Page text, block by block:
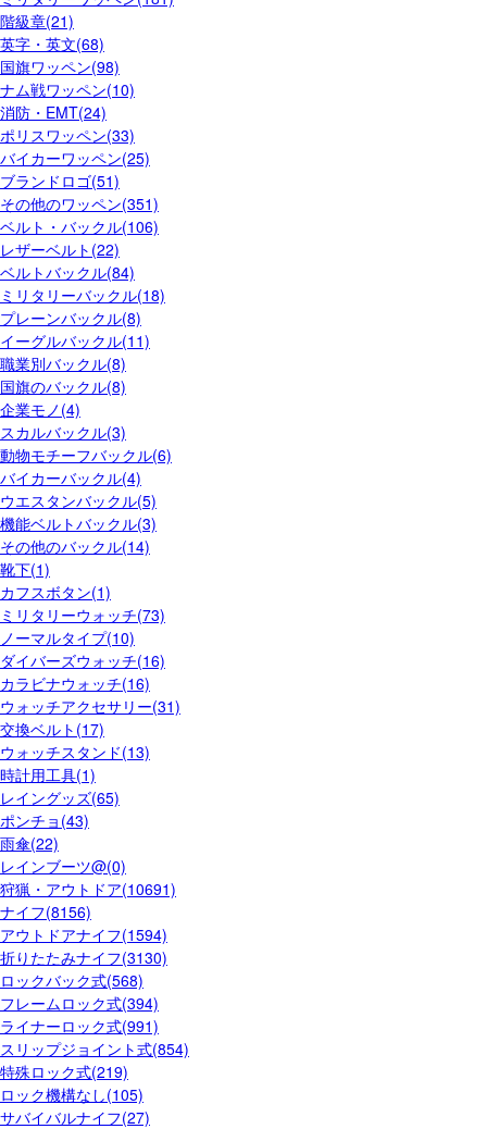
階級章(21)
英字・英文(68)
国旗ワッペン(98)
ナム戦ワッペン(10)
消防・EMT(24)
ポリスワッペン(33)
バイカーワッペン(25)
ブランドロゴ(51)
その他のワッペン(351)
ベルト・バックル(106)
レザーベルト(22)
ベルトバックル(84)
ミリタリーバックル(18)
プレーンバックル(8)
イーグルバックル(11)
職業別バックル(8)
国旗のバックル(8)
企業モノ(4)
スカルバックル(3)
動物モチーフバックル(6)
バイカーバックル(4)
ウエスタンバックル(5)
機能ベルトバックル(3)
その他のバックル(14)
靴下(1)
カフスボタン(1)
ミリタリーウォッチ(73)
ノーマルタイプ(10)
ダイバーズウォッチ(16)
カラビナウォッチ(16)
ウォッチアクセサリー(31)
交換ベルト(17)
ウォッチスタンド(13)
時計用工具(1)
レイングッズ(65)
ポンチョ(43)
雨傘(22)
レインブーツ@(0)
狩猟・アウトドア(10691)
ナイフ(8156)
アウトドアナイフ(1594)
折りたたみナイフ(3130)
ロックバック式(568)
フレームロック式(394)
ライナーロック式(991)
スリップジョイント式(854)
特殊ロック式(219)
ロック機構なし(105)
サバイバルナイフ(27)